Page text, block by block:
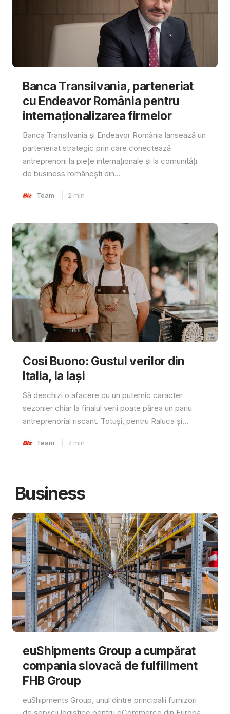
Banca Transilvania, parteneriat
cu Endeavor România pentru
internaționalizarea firmelor
Banca Transilvania și Endeavor România lansează un
parteneriat strategic prin care conectează
antreprenorii la piețe internaționale și la comunități
de business românești din...
Team 2 min
Cosi Buono: Gustul verilor din
Italia, la Iași
Să deschizi o afacere cu un puternic caracter
sezonier chiar la finalul verii poate părea un pariu
antreprenorial riscant. Totuși, pentru Raluca și...
Team 7 min
Business
euShipments Group a cumpărat
compania slovacă de fulfillment
FHB Group
euShipments Group, unul dintre principalii furnizori